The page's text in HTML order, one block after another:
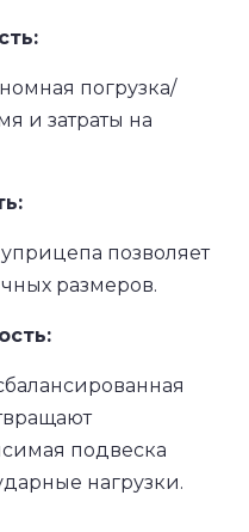
погрузка/
и затраты на
позволяет
размеров.
подвеска
нагрузки.